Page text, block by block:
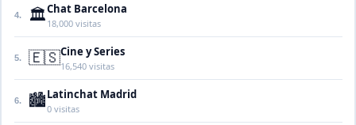
4. 🏛️Chat Barcelona
18,000 visitas
5. 🇪🇸Cine y Series
16,540 visitas
6. 🏙️Latinchat Madrid
0 visitas